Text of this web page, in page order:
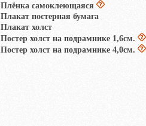
Плёнка самоклеющаяся
Плакат постерная бумага
Плакат холст
Постер холст на подрамнике 1,6см.
Постер холст на подрамнике 4,0см.